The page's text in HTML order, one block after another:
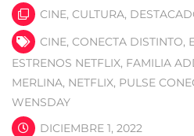
CINE, CULTURA,
CINE, CONECTA DISTINTO,
ESTRENOS NETFLIX, FAMILIA
MERLINA, NETFLIX, PULSE
WENSDAY
DICIEMBRE 1, 2022